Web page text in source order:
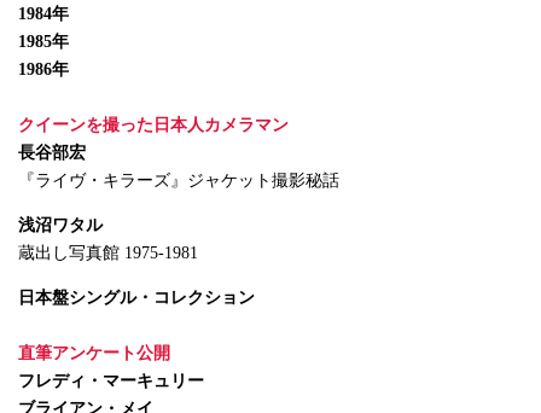
1984年
1985年
1986年
クイーンを撮った日本人カメラマン
長谷部宏
『ライヴ・キラーズ』ジャケット撮影秘話
浅沼ワタル
蔵出し写真館 1975-1981
日本盤シングル・コレクション
直筆アンケート公開
フレディ・マーキュリー
ブライアン・メイ